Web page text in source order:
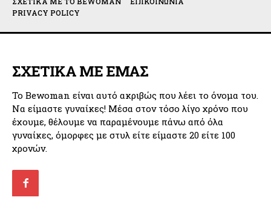
PRIVACY POLICY
ΣΧΕΤΙΚΑ ΜΕ ΕΜΑΣ
Το Bewoman είναι αυτό ακριβώς που λέει το όνομα του.
Να είμαστε γυναίκες! Μέσα στον τόσο λίγο χρόνο που
έχουμε, θέλουμε να παραμένουμε πάνω από όλα
γυναίκες, όμορφες με στυλ είτε είμαστε 20 είτε 100
χρονών.